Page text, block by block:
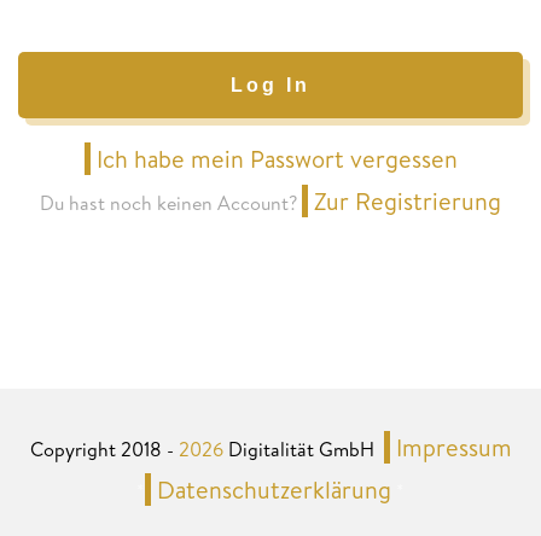
Log In
Ich habe mein Passwort vergessen
Du hast noch keinen Account? Zur Registrierung
Copyright 2018 - 2026 Digitalität GmbH Impressum
Datenschutzerklärung